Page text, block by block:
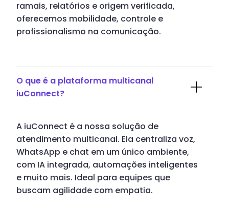
ramais, relatórios e origem verificada,
oferecemos mobilidade, controle e
profissionalismo na comunicação.
O que é a plataforma multicanal
iuConnect?
A iuConnect é a nossa solução de
atendimento multicanal. Ela centraliza voz,
WhatsApp e chat em um único ambiente,
com IA integrada, automações inteligentes
e muito mais. Ideal para equipes que
buscam agilidade com empatia.